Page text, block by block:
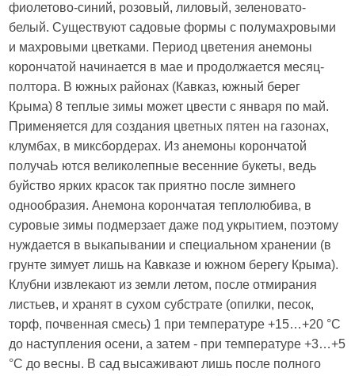
фиолетово-синий, розовый, лиловый, зеленовато-
белый. Существуют садовые формы с полумахровыми
и махровыми цветками. Период цветения анемоны
корончатой начинается в мае и продолжается месяц-
полтора. В южных районах (Кавказ, южный берег
Крыма) 8 теплые зимы может цвести с января по май.
Применяется для создания цветных пятен на газонах,
клумбах, в миксбордерах. Из анемоны корончатой
получаЬ ются великолепные весенние букеты, ведь
буйство ярких красок так приятно после зимнего
однообразия. Анемона корончатая теплолюбива, в
суровые зимы подмерзает даже под укрытием, поэтому
нуждается в выкапывании и специальном хранении (в
грунте зимует лишь на Кавказе и южном берегу Крыма).
Клубни извлекают из земли летом, после отмирания
листьев, и хранят в сухом субстрате (опилки, песок,
торф, почвенная смесь) 1 при температуре +15…+20 °С
до наступления осени, а затем - при температуре +3…+5
°С до весны. В сад высаживают лишь после полного